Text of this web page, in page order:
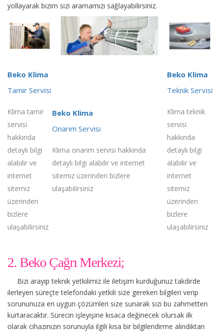
yollayarak bizim sizi aramamızı sağlayabilirsiniz.
Beko Klima
Tamir Servisi
Klima tamir
servisi
hakkında
detaylı bilgi
alabilir ve
internet
sitemiz
üzerinden
bizlere
ulaşabilirsiniz
Beko Klima
Onarım Servisi
Klima onarım servisi hakkında
detaylı bilgi alabilir ve internet
sitemiz üzerinden bizlere
ulaşabilirsiniz
Beko Klima
Teknik Servisi
Klima teknik
servisi
hakkında
detaylı bilgi
alabilir ve
internet
sitemiz
üzerinden
bizlere
ulaşabilirsiniz
2. Beko Çağrı Merkezi;
Bizi arayıp teknik yetkilimiz ile iletişim kurduğunuz takdirde
ilerleyen süreçte telefondaki yetkili size gereken bilgileri verip
sorununuza en uygun çözümleri size sunarak sizi bu zahmetten
kurtaracaktır. Sürecin işleyişine kısaca değinecek olursak ilk
olarak cihazınızın sorunuyla ilgili kısa bir bilgilendirme alındıktan